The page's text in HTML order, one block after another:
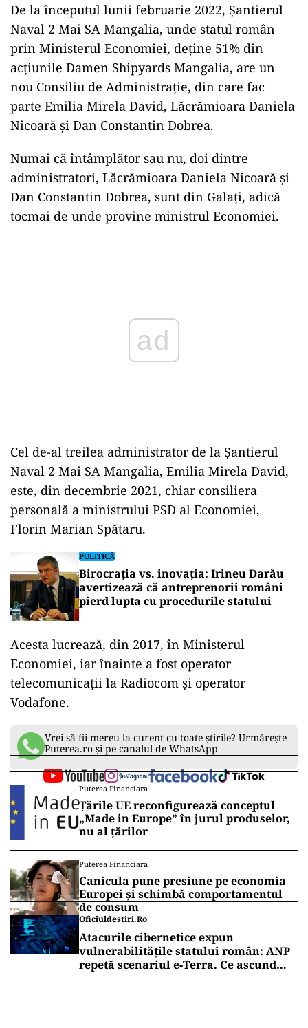
De la începutul lunii februarie 2022, Șantierul
Naval 2 Mai SA Mangalia, unde statul român
prin Ministerul Economiei, deține 51% din
acțiunile Damen Shipyards Mangalia, are un
nou Consiliu de Administrație, din care fac
parte Emilia Mirela David, Lăcrămioara Daniela
Nicoară și Dan Constantin Dobrea.
Numai că întâmplător sau nu, doi dintre
administratori, Lăcrămioara Daniela Nicoară și
Dan Constantin Dobrea, sunt din Galați, adică
tocmai de unde provine ministrul Economiei.
Cel de-al treilea administrator de la Șantierul
Naval 2 Mai SA Mangalia, Emilia Mirela David,
este, din decembrie 2021, chiar consiliera
personală a ministrului PSD al Economiei,
Florin Marian Spătaru.
POLITICĂ
Birocrația vs. inovația: Irineu Darău
avertizează că antreprenorii români
pierd lupta cu procedurile statului
Acesta lucrează, din 2017, în Ministerul
Economiei, iar înainte a fost operator
telecomunicații la Radiocom și operator
Vodafone.
Vrei să fii mereu la curent cu toate știrile? Urmărește
Puterea.ro și pe canalul de WhatsApp
Puterea Financiara
Țările UE reconfigurează conceptul
„Made in Europe” în jurul produselor,
nu al țărilor
Puterea Financiara
Canicula pune presiune pe economia
Europei și schimbă comportamentul
de consum
Oficiuldestiri.ro
Atacurile cibernetice expun
vulnerabilitățile statului român: ANP
repetă scenariul e‑Terra. Ce ascund